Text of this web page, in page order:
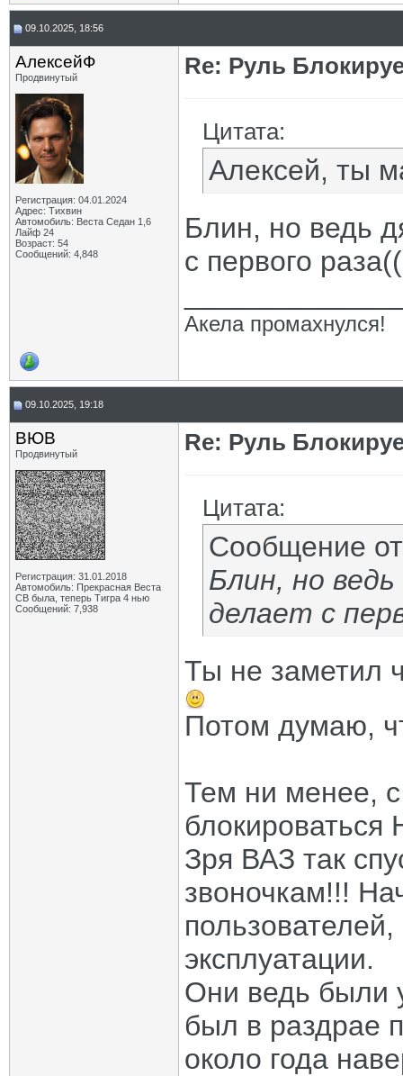
09.10.2025, 18:56
АлексейФ
Продвинутый
Регистрация: 04.01.2024
Адрес: Тихвин
Автомобиль: Веста Седан 1,6
Лайф 24
Возраст: 54
Сообщений: 4,848
Re: Руль
Цитата:
Алексей, ты
Блин, но ведь
с первого раза((
Акела промахнулся!
09.10.2025, 19:18
ВЮВ
Продвинутый
Регистрация: 31.01.2018
Автомобиль: Прекрасная Веста
СВ была, теперь Тигра 4 нью
Сообщений: 7,938
Re: Руль
Цитата:
Сообщение
Блин, но
делает с
Ты не заметил
Потом думаю,
Тем ни менее, с
Зря ВАЗ так
звоночкам!!!
эксплуатации.
Они ведь были
был в раздрае
около года